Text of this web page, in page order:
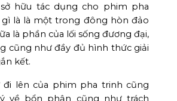
hữu tác dụng cho phim pha
là là một trong đông hòn đảo
là phần của lối sống đương đại,
cũng như đầy đủ hình thức giải
kết.
đi lên của phim pha trinh cũng
về bổn phận cũng như trách